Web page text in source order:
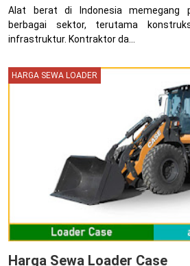
Alat berat di Indonesia memegang
berbagai sektor, terutama
infrastruktur. Kontraktor da...
HARGA SEWA LOADER
Harga Sewa Loader Case